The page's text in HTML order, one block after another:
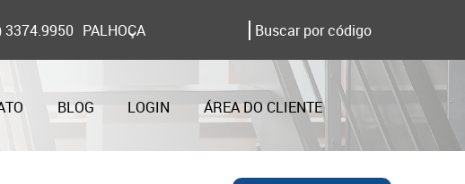
3374.9950 PALHOÇA
BLOG LOGIN ÁREA DO CLIENTE